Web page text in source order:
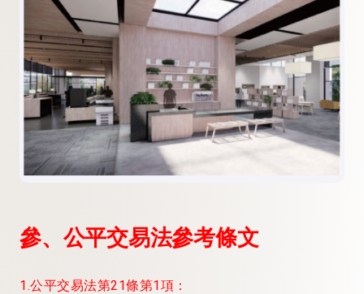
參、公平交易法參考條文
1.公平交易法第21條第1項：